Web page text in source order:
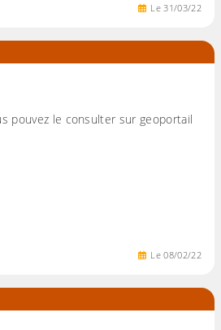
Le31/03/22
pouvez le consulter sur geoportail
Le08/02/22